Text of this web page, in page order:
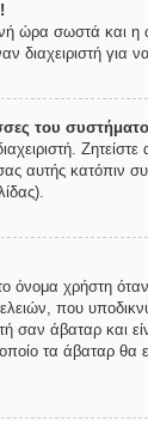
ώρα σωστά
διαχειριστή για
του
αυτής κατόπιν
χρήστη όταν
που
άβαταρ και
τα άβαταρ